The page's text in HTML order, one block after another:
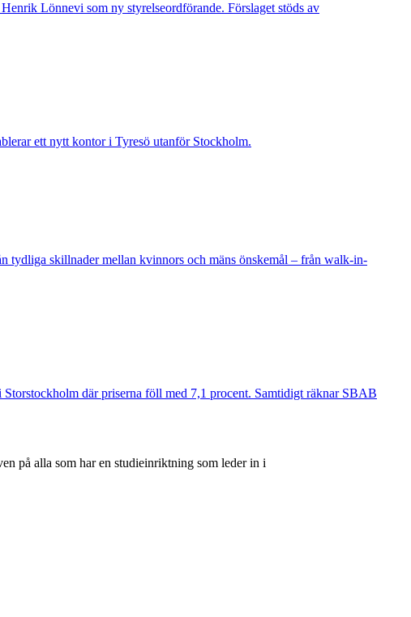
Lönnevi som ny styrelseordförande. Förslaget stöds av
ett nytt kontor i Tyresö utanför Stockholm.
tydliga skillnader mellan kvinnors och mäns önskemål – från walk-in-
där priserna föll med 7,1 procent. Samtidigt räknar SBAB
på alla som har en studieinriktning som leder in i